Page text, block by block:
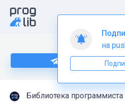
Подпишитесь на
Библиотека программиста
на